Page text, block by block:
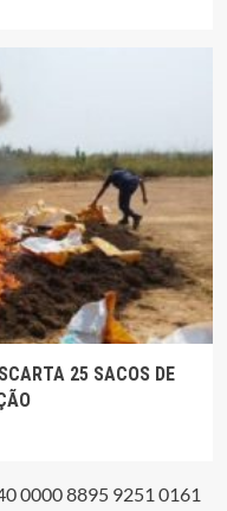
25 SACOS DE
0000 8895 9251 0161